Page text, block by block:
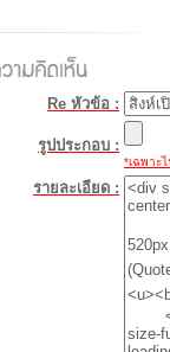
Re หัวข้อ :
รูปประกอบ :
*เฉพาะ
รายละเอียด :